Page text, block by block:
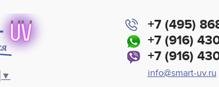
▼
+7 (495)
+7 (916)
+7 (916)
info@smart-uv.ru